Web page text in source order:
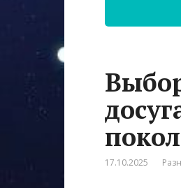
17.10.2025